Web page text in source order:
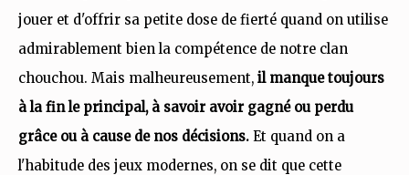
jouer et d'offrir sa petite dose de fierté quand on utilise
admirablement bien la compétence de notre clan
chouchou. Mais malheureusement, il manque toujours
à la fin le principal, à savoir avoir gagné ou perdu
grâce ou à cause de nos décisions. Et quand on a
l'habitude des jeux modernes, on se dit que cette